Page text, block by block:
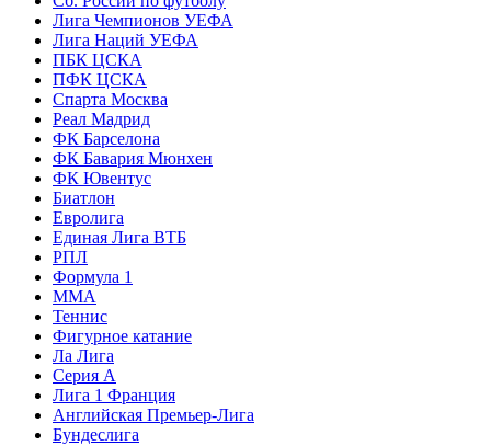
Лига Чемпионов УЕФА
Лига Наций УЕФА
ПБК ЦСКА
ПФК ЦСКА
Спарта Москва
Реал Мадрид
ФК Барселона
ФК Бавария Мюнхен
ФК Ювентус
Биатлон
Евролига
Единая Лига ВТБ
РПЛ
Формула 1
MMA
Теннис
Фигурное катание
Ла Лига
Серия А
Лига 1 Франция
Английская Премьер-Лига
Бундеслига